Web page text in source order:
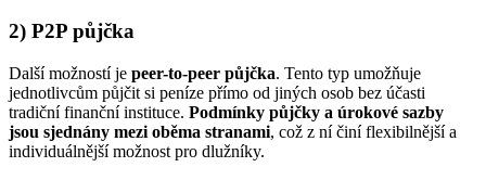
2) P2P půjčka
Další možností je peer-to-peer půjčka. Tento typ umožňuje
jednotlivcům půjčit si peníze přímo od jiných osob bez účasti
tradiční finanční instituce. Podmínky půjčky a úrokové sazby
jsou sjednány mezi oběma stranami, což z ní činí flexibilnější a
individuálnější možnost pro dlužníky.